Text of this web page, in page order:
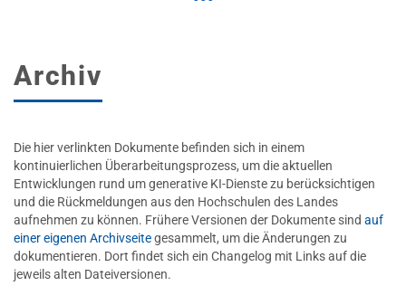
Archiv
Die hier verlinkten Dokumente befinden sich in einem
kontinuierlichen Überarbeitungsprozess, um die aktuellen
Entwicklungen rund um generative KI-Dienste zu berücksichtigen
und die Rückmeldungen aus den Hochschulen des Landes
aufnehmen zu können. Frühere Versionen der Dokumente sind auf
einer eigenen Archivseitegesammelt, um die Änderungen zu
dokumentieren. Dort findet sich ein Changelog mit Links auf die
jeweils alten Dateiversionen.